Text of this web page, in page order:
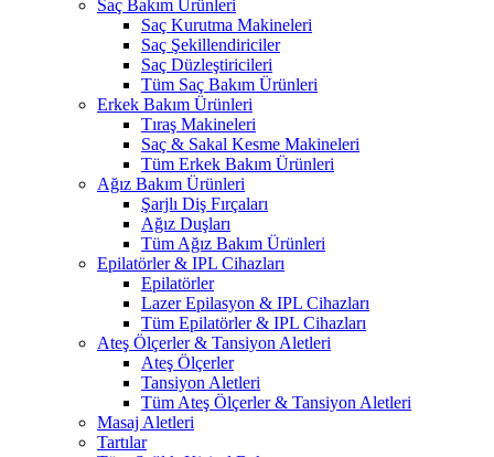
Saç Bakım Ürünleri
Saç Kurutma Makineleri
Saç Şekillendiriciler
Saç Düzleştiricileri
Tüm Saç Bakım Ürünleri
Erkek Bakım Ürünleri
Tıraş Makineleri
Saç & Sakal Kesme Makineleri
Tüm Erkek Bakım Ürünleri
Ağız Bakım Ürünleri
Şarjlı Diş Fırçaları
Ağız Duşları
Tüm Ağız Bakım Ürünleri
Epilatörler & IPL Cihazları
Epilatörler
Lazer Epilasyon & IPL Cihazları
Tüm Epilatörler & IPL Cihazları
Ateş Ölçerler & Tansiyon Aletleri
Ateş Ölçerler
Tansiyon Aletleri
Tüm Ateş Ölçerler & Tansiyon Aletleri
Masaj Aletleri
Tartılar